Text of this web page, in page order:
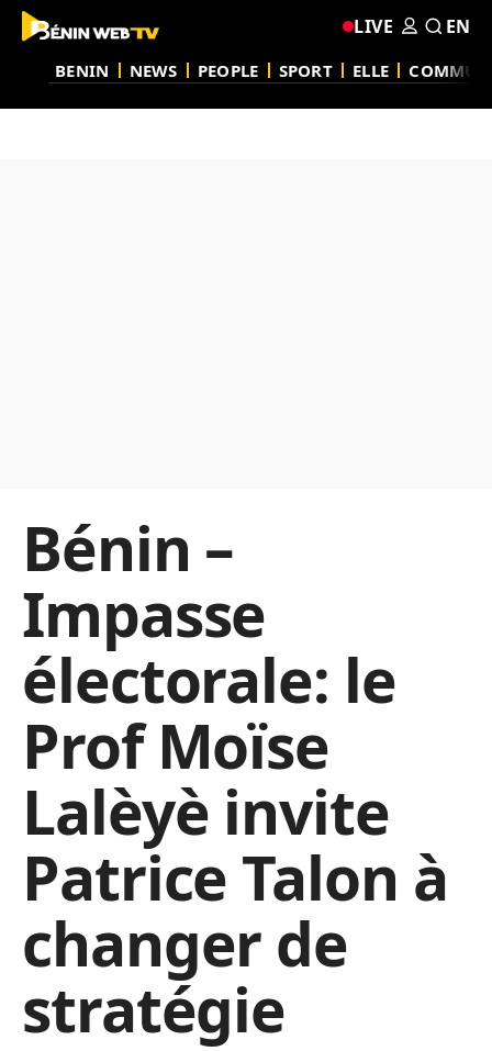
BENIN NEWS PEOPLE SPORT ELLE
LIVE EN
Bénin –
Impasse
électorale: le
Prof Moïse
Lalèyè invite
Patrice Talon à
changer de
stratégie